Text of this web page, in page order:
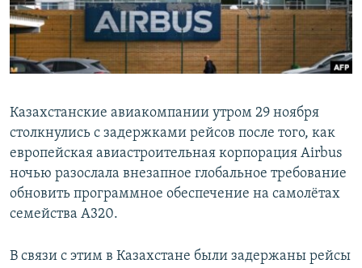
Казахстанские авиакомпании утром 29 ноября
столкнулись с задержками рейсов после того, как
европейская авиастроительная корпорация Airbus
ночью разослала внезапное глобальное требование
обновить программное обеспечение на самолётах
семейства A320.
В связи с этим в Казахстане были задержаны рейсы